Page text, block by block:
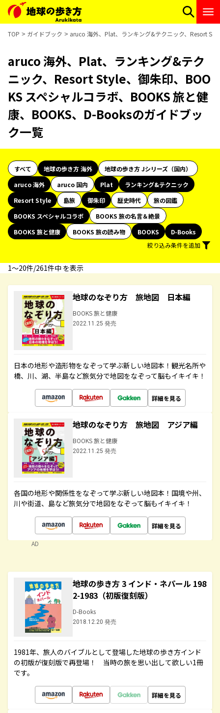
TOP ガイドブック aruco 海外、Plat、ランキング&テクニック、Resort
aruco 海外、Plat、ランキング&テク
ニック、Resort Style、御朱印、BOO
KS スペシャルコラボ、BOOKS 旅と健
康、BOOKS、D-Booksのガイドブッ
ク一覧
すべて 地球の歩き方 海外
地球の歩き方 Jシリーズ（国内）
aruco 海外
aruco 国内 Plat
ランキング&テクニック
Resort Style
島旅 御朱印 歴史時代
旅の図鑑
BOOKS スペシャルコラボ
BOOKS 旅の名言＆絶景
BOOKS 旅と健康
BOOKS 旅の読み物 BOOKS
D-Books
絞り込み条件を追加
1〜20件/261件中 を表示
地球のなぞり方 旅地図 日本編
BOOKS 旅と健康
2022.11.25 発売
日本の地形や造形物をなぞって学ぶ新しい地図本！観光名所や
橋、川、湖、半島など旅気分で地図をなぞって脳もイキイキ！
詳細を見る
地球のなぞり方 旅地図 アジア編
BOOKS 旅と健康
2022.11.25 発売
各国の地形や関係性をなぞって学ぶ新しい地図本！国境や州、
川や街道、島など旅気分で地図をなぞって脳もイキイキ！
詳細を見る
AD
地球の歩き方 3 インド・ネパール 198
2-1983（初版復刻版）
D-Books
2018.12.20 発売
1981年、旅人のバイブルとして登場した地球の歩き方インド
の初版が復刻版で再登場！ 当時の旅を思い出して欲しい1冊
です。
詳細を見る